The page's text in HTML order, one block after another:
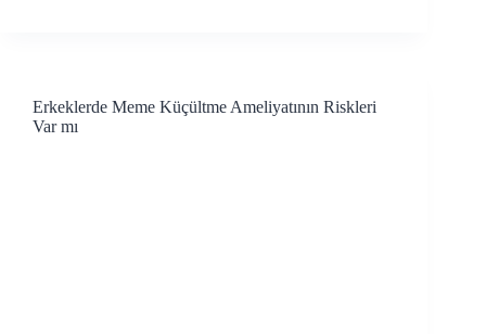
Erkeklerde Meme Küçültme Ameliyatının Riskleri
Var mı